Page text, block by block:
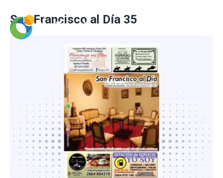
San Francisco al Día 35